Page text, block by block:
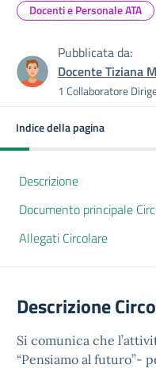
Docenti e Personale ATA
Pubblicata da:
Docente Tiziana
1 Collaboratore
Indice della pagina
Descrizione
Documento principale
Allegati Circolare
Descrizione
Si comunica che
“Pensiamo al futuro”-